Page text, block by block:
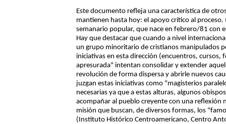
Este documento refleja una característica de
mantienen hasta hoy: el apoyo crítico al
semanario popular, que nace en febrero/81 con
Hay que destacar que cuando a nivel
un grupo minoritario de cristianos manipulados
iniciativas en esta dirección (encuentros,
apresurada" intentan consolidar y extender
revolución de forma dispersa y abrirle nuevos
juzgan estas iniciativas como "magisterios
necesarias ya que a estas alturas, algunos
acompañar al pueblo creyente con una reflexión
misión que buscan, de diversos formas, los
(Instituto Histórico Centroamericano, Centro